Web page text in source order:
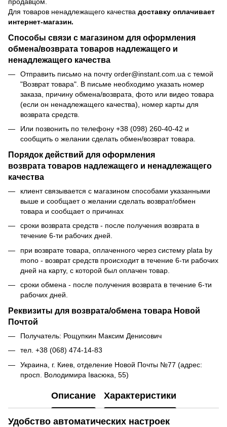
Для товаров ненадлежащего качества доставку оплачивает
интернет-магазин.
Способы связи с магазином для оформления
обмена/возврата товаров надлежащего и
ненадлежащего качества
Отправить письмо на почту order@instant.com.ua с темой
"Возврат товара". В письме необходимо указать номер
заказа, причину обмена/возврата, фото или видео товара
(если он ненадлежащего качества), номер карты для
возврата средств.
Или позвонить по телефону +38 (098) 260-40-42 и
сообщить о желании сделать обмен/возврат товара.
Порядок действий для оформления
возврата товаров надлежащего и ненадлежащего
качества
клиент связывается с магазином способами указанными
выше и сообщает о желании сделать возврат/обмен
товара и сообщает о причинах
сроки возврата средств - после получения возврата в
течение 6-ти рабочих дней.
при возврате товара, оплаченного через систему plata by
mono - возврат средств происходит в течение 6-ти рабочих
дней на карту, с которой был оплачен товар.
сроки обмена - после получения возврата в течение 6-ти
рабочих дней.
Реквизиты для возврата/обмена товара Новой
Почтой
Получатель: Рощупкин Максим Денисович
тел. +38 (068) 474-14-83
Украина, г. Киев, отделение Новой Почты №77 (адрес:
просп. Володимира Івасюка, 55)
Описание Характеристики
Удобство автоматических настроек